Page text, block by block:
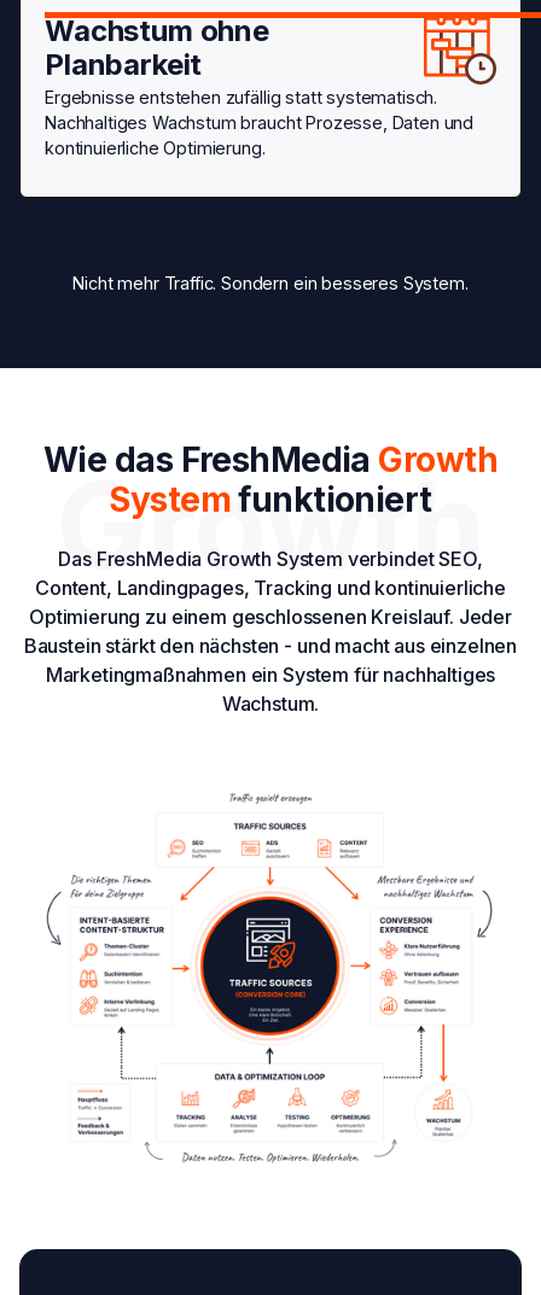
Wachstum ohne
Planbarkeit
Ergebnisse entstehen zufällig statt systematisch.
Nachhaltiges Wachstum braucht Prozesse, Daten und
kontinuierliche Optimierung.
Nicht mehr Traffic. Sondern ein besseres System.
Wie das FreshMedia Growth
Systemfunktioniert
Growth
Das FreshMedia Growth System verbindet SEO,
Content, Landingpages, Tracking und kontinuierliche
Optimierung zu einem geschlossenen Kreislauf. Jeder
Baustein stärkt den nächsten - und macht aus einzelnen
Marketingmaßnahmen ein System für nachhaltiges
Wachstum.